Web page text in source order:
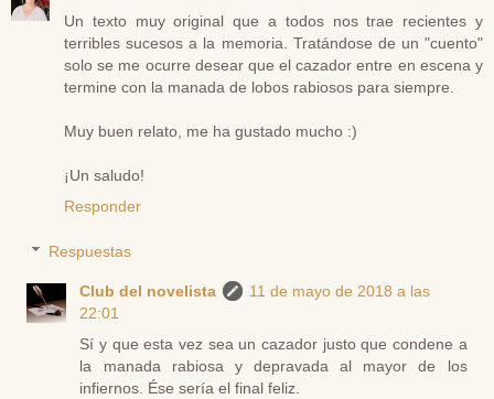
Un texto muy original que a todos nos trae recientes y
terribles sucesos a la memoria. Tratándose de un "cuento"
solo se me ocurre desear que el cazador entre en escena y
termine con la manada de lobos rabiosos para siempre.
Muy buen relato, me ha gustado mucho :)
¡Un saludo!
Responder
Respuestas
Club del novelista
11 de mayo de 2018 a las
22:01
Sí y que esta vez sea un cazador justo que condene a
la manada rabiosa y depravada al mayor de los
infiernos. Ése sería el final feliz.